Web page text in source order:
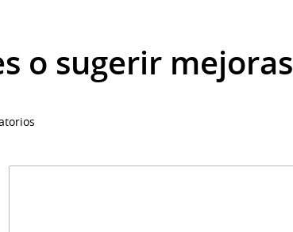
o sugerir mejoras